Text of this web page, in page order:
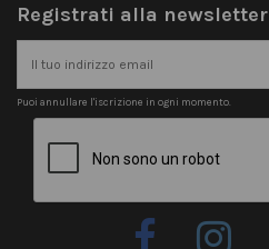
Registrati alla newsletter
Puoi annullare l'iscrizione in ogni momento.